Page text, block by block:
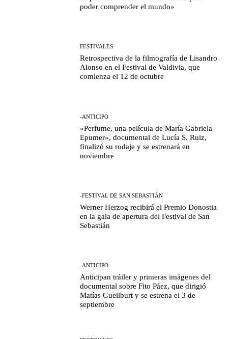
poder comprender el mundo»
FESTIVALES
Retrospectiva de la filmografía de Lisandro
Alonso en el Festival de Valdivia, que
comienza el 12 de octubre
-ANTICIPO
«Perfume, una película de María Gabriela
Epumer», documental de Lucía S. Ruiz,
finalizó su rodaje y se estrenará en
noviembre
-FESTIVAL DE SAN SEBASTIÁN
Werner Herzog recibirá el Premio Donostia
en la gala de apertura del Festival de San
Sebastián
-ANTICIPO
Anticipan tráiler y primeras imágenes del
documental sobre Fito Páez, que dirigió
Matías Gueilburt y se estrena el 3 de
septiembre